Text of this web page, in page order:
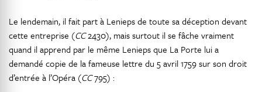
Le lendemain, il fait part à Lenieps de toute sa déception devant
cette entreprise (CC2430), mais surtout il se fâche vraiment
quand il apprend par le même Lenieps que La Porte lui a
demandé copie de la fameuse lettre du 5 avril 1759 sur son droit
d’entrée à l’Opéra (CC795) :